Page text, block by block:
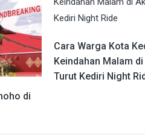
di
Cara Warga Kota
Keindahan Malam
Turut Kediri Night